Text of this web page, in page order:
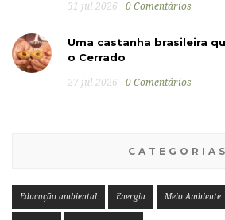
31 jul 2026 0 Comentários
Uma castanha brasileira
o Cerrado
27 jul 2026 0 Comentários
CATEGORIAS
Educação ambiental Energia Meio Ambiente